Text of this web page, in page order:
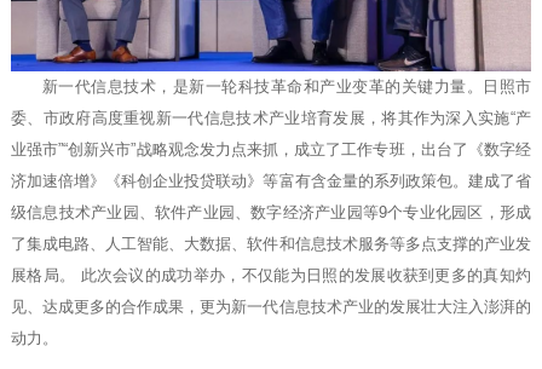
新一代信息技术，是新一轮科技革命和产业变革的关键力量。日照市
委、市政府高度重视新一代信息技术产业培育发展，将其作为深入实施“产
业强市”“创新兴市”战略观念发力点来抓，成立了工作专班，出台了《数字经
济加速倍增》《科创企业投贷联动》等富有含金量的系列政策包。建成了省
级信息技术产业园、软件产业园、数字经济产业园等9个专业化园区，形成
了集成电路、人工智能、大数据、软件和信息技术服务等多点支撑的产业发
展格局。 此次会议的成功举办，不仅能为日照的发展收获到更多的真知灼
见、达成更多的合作成果，更为新一代信息技术产业的发展壮大注入澎湃的
动力。